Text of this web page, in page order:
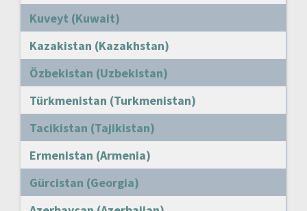
Kuveyt (Kuwait)
Kazakistan (Kazakhstan)
Özbekistan (Uzbekistan)
Türkmenistan (Turkmenistan)
Tacikistan (Tajikistan)
Ermenistan (Armenia)
Gürcistan (Georgia)